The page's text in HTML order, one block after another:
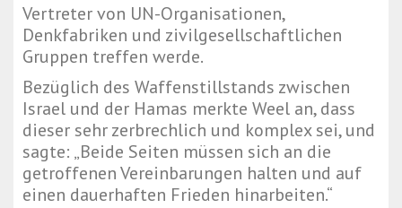
Vertreter von UN-Organisationen,
Denkfabriken und zivilgesellschaftlichen
Gruppen treffen werde.
Bezüglich des Waffenstillstands zwischen
Israel und der Hamas merkte Weel an, dass
dieser sehr zerbrechlich und komplex sei, und
sagte: „Beide Seiten müssen sich an die
getroffenen Vereinbarungen halten und auf
einen dauerhaften Frieden hinarbeiten.“